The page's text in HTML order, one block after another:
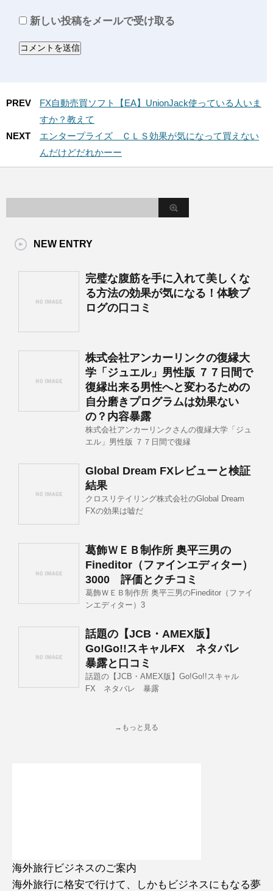
新しい投稿をメールで受け取る
PREV
FX自動売買ソフト【EA】UnionJack使っている人いま
すか？教えて
NEXT
エンタープライズ ＣＬＳ効果が気になって買えない
んだけどだれかーー
NEW ENTRY
完璧な腹筋を手に入れて美しくな
る方法の効果が気になる！体験ブ
ログの口コミ
株式会社アンカーリンクの復縁大
学「ジュエル」男性版 ７７日間で
復縁出来る男性へと変わるための
自分磨きプログラムは効果ない
の？内容暴露
株式会社アンカーリンクさんの復縁大学「ジュ
エル」男性版 ７７日間で復縁
Global Dream FXレビューと検証
結果
クロスリテイリング株式会社のGlobal Dream
FXの効果は嘘だ
葛飾ＷＥＢ制作所 奥平三男の
Fineditor（ファインエディター）
3000 評価とクチコミ
葛飾ＷＥＢ制作所 奥平三男のFineditor（ファイ
ンエディター）3
話題の【JCB・AMEX版】
Go!Go!!スキャルFX ネタバレ
暴露と口コミ
話題の【JCB・AMEX版】Go!Go!!スキャル
FX ネタバレ 暴露
→もっと見る
海外旅行ビジネスのご案内
海外旅行に格安で行けて、しかもビジネスにもなる夢